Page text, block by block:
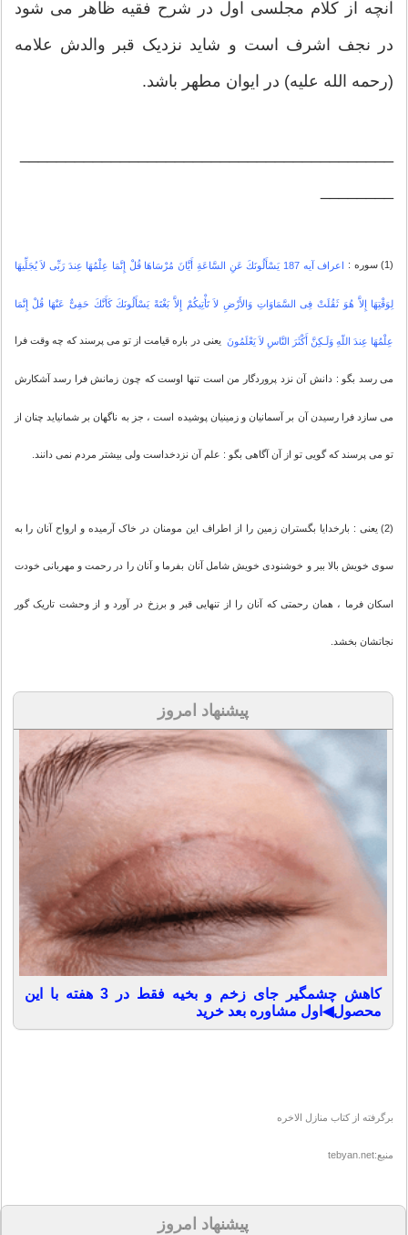
آنچه از کلام مجلسى اول در شرح فقیه ظاهر مى شود
در نجف اشرف است و شاید نزدیک قبر والدش علامه
(رحمه الله علیه) در ایوان مطهر باشد.
(1) سوره : اعراف آیه 187 یَسْأَلُونَكَ عَنِ السَّاعَةِ أَیَّانَ مُرْسَاهَا قُلْ إِنَّمَا عِلْمُهَا عِندَ رَبِّی لاَ یُجَلِّیهَا
لِوَقْتِهَا إِلاَّ هُوَ ثَقُلَتْ فِی السَّمَاوَاتِ وَالأَرْضِ لاَ تَأْتِیكُمْ إِلاَّ بَغْتَةً یَسْأَلُونَكَ كَأَنَّكَ حَفِیٌّ عَنْهَا قُلْ إِنَّمَا
عِلْمُهَا عِندَ اللّهِ وَلَـكِنَّ أَكْثَرَ النَّاسِ لاَ یَعْلَمُونَ یعنی در باره قیامت از تو می پرسند که چه وقت فرا
می رسد بگو : دانش آن نزد پروردگار من است تنها اوست که چون زمانش فرا رسد آشکارش
می سازد فرا رسیدن آن بر آسمانیان و زمینیان پوشیده است ، جز به ناگهان بر شمانیاید چنان از
تو می پرسند که گویی تو از آن آگاهی بگو : علم آن نزدخداست ولی بیشتر مردم نمی دانند.
(2) یعنی : بارخدایا بگستران زمین را از اطراف این مومنان در خاک آرمیده و ارواح آنان را به
سوی خویش بالا ببر و خوشنودی خویش شامل آنان بفرما و آنان را در رحمت و مهربانی خودت
اسکان فرما ، همان رحمتی که آنان را از تنهایی قبر و برزخ در آورد و از وحشت تاریک گور
نجاتشان بخشد.
پیشنهاد امروز
کاهش چشمگیر جای زخم و بخیه فقط در 3 هفته با این
محصول◀اول مشاوره بعد خرید
برگرفته از کتاب منازل الاخره
منبع:tebyan.net
پیشنهاد امروز